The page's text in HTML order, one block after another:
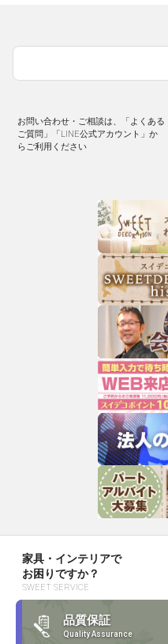
お問い合わせ・ご相談は、「よくある
ご質問」「LINE公式アカウント」か
らご利用ください
家具・インテリアで
お困りですか？
SWEET SERVICE
品質保証
Quality Assurance